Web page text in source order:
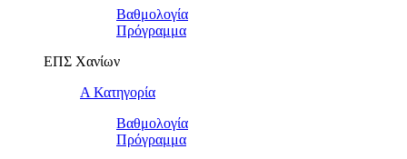
Βαθμολογία
Πρόγραμμα
ΕΠΣ Χανίων
Α Κατηγορία
Βαθμολογία
Πρόγραμμα